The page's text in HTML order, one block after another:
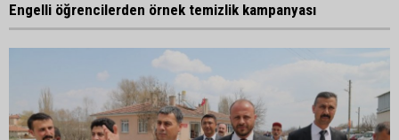
Engelli öğrencilerden örnek temizlik kampanyası